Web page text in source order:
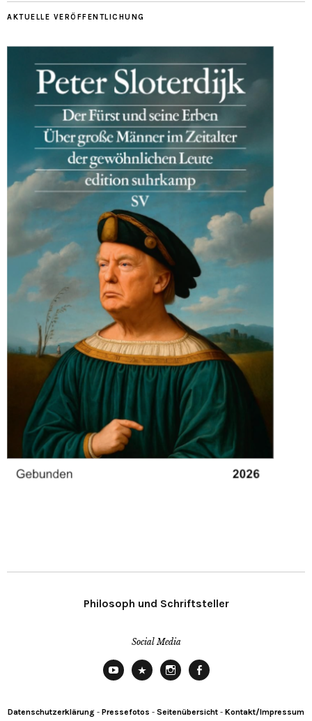
AKTUELLE VERÖFFENTLICHUNG
Philosoph und Schriftsteller
Social Media
Datenschutzerklärung - Pressefotos - Seitenübersicht - Kontakt/Impressum